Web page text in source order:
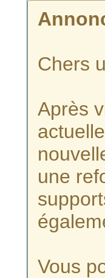
Chers
Après
une
Vous